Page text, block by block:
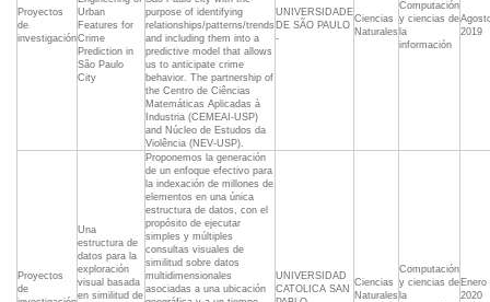
Proyectos
de
investigación
Urban
Features for
Crime
Prediction in
São Paulo
City
purpose of identifying
relationships/patterns/trends
and including them into a
predictive model that allows
us to anticipate crime
behavior. The partnership of
the Centro de Ciências
Matemáticas Aplicadas à
Industria (CEMEAI-USP)
and Núcleo de Estudos da
Violência (NEV-USP).
UNIVERSIDADE
DE SÃO PAULO
-
Ciencias
Naturales
Computación
y ciencias de
la
información
2019
Proyectos
de
Una
estructura de
datos para la
exploración
visual basada
en similitud de
Proponemos la generación
de un enfoque efectivo para
la indexación de millones de
elementos en una única
estructura de datos, con el
propósito de ejecutar
simples y múltiples
consultas visuales de
similitud sobre datos
multidimensionales
asociadas a una ubicación
UNIVERSIDAD
CATOLICA SAN
Ciencias
Naturales
Computación
y ciencias de
la
Enero
2020